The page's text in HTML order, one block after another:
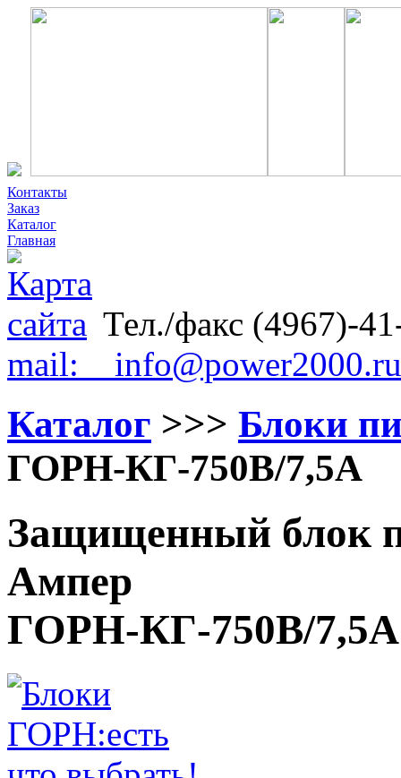
Контакты
Заказ
Каталог
Главная
Тел./факс (4967)-
mail: info@power2000.ru
Каталог >>> Блоки
ГОРН-КГ-750В/7,5А
Защищенный блок
Ампер
ГОРН-КГ-750В/7,5А